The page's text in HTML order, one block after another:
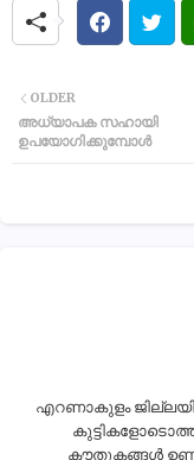
OLDER
അധ്യാപക സഹായി
ഉപയോഗിക്കുമ്പോൾ
എറണാകുളം
കുട്ടികളോടൊത്ത്
കൗതുകങ്ങൾ